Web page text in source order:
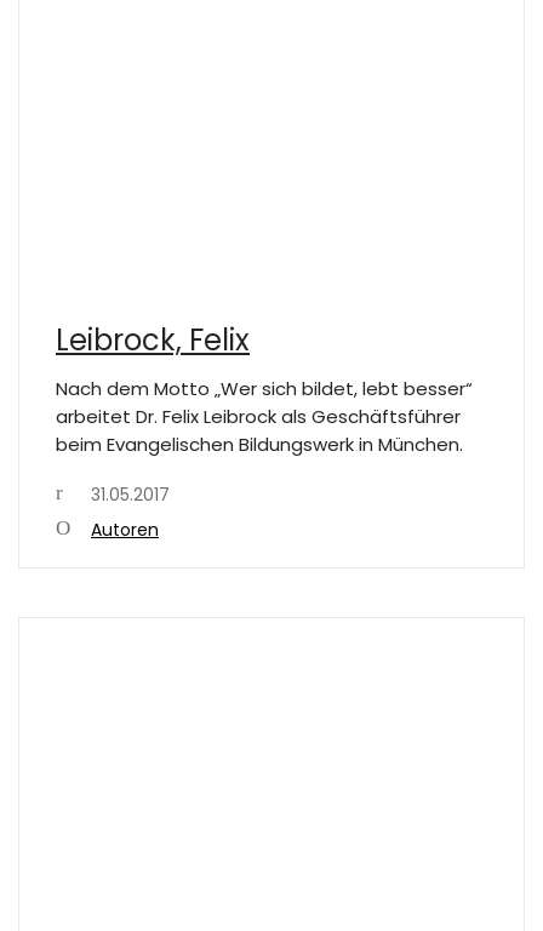
Leibrock, Felix
Nach dem Motto „Wer sich bildet, lebt besser“
arbeitet Dr. Felix Leibrock als Geschäftsführer
beim Evangelischen Bildungswerk in München.
31.05.2017
Autoren